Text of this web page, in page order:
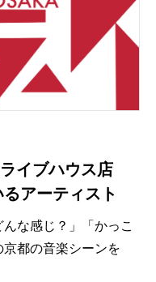
イブハウス店
アーティスト
な感じ？」「かっこ
都の音楽シーンを